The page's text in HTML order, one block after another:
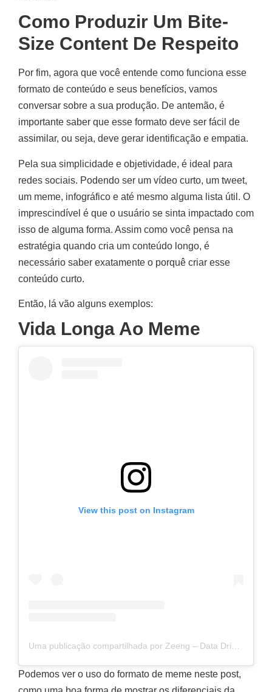
Como Produzir Um Bite-
Size Content De Respeito
Por fim, agora que você entende como funciona esse
formato de conteúdo e seus benefícios, vamos
conversar sobre a sua produção. De antemão, é
importante saber que esse formato deve ser fácil de
assimilar, ou seja, deve gerar identificação e empatia.
Pela sua simplicidade e objetividade, é ideal para
redes sociais. Podendo ser um vídeo curto, um tweet,
um meme, infográfico e até mesmo alguma lista útil. O
imprescindível é que o usuário se sinta impactado com
isso de alguma forma. Assim como você pensa na
estratégia quando cria um conteúdo longo, é
necessário saber exatamente o porquê criar esse
conteúdo curto.
Então, lá vão alguns exemplos:
Vida Longa Ao Meme
View this post on Instagram
Podemos ver o uso do formato de meme neste post,